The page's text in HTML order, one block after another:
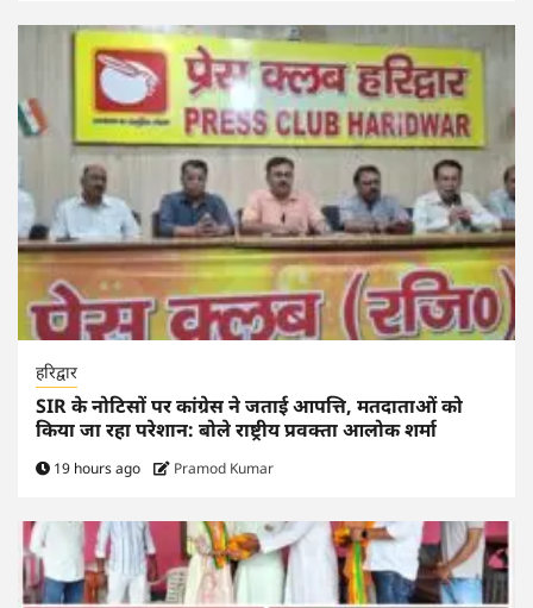
हरिद्वार
SIR के नोटिसों पर कांग्रेस ने जताई आपत्ति, मतदाताओं को
किया जा रहा परेशान: बोले राष्ट्रीय प्रवक्ता आलोक शर्मा
19 hours ago Pramod Kumar